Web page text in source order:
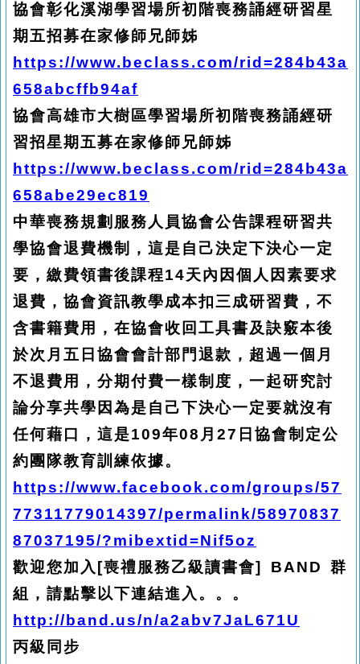
協會彰化溪湖學習場所初階喪務誦經研習星
期五招募在家修師兄師姊
https://www.beclass.com/rid=284b43a
658abcffb94af
協會高雄市大樹區學習場所初階喪務誦經研
習招星期五募在家修師兄師姊
https://www.beclass.com/rid=284b43a
658abe29ec819
中華喪務規劃服務人員協會公告課程研習共
學協會退費機制，這是自己決定下決心一定
要，繳費領書後課程14天內因個人因素要求
退費，協會資訊教學成本扣三成研習費，不
含書籍費用，在協會收回工具書及訣竅本後
於次月五日協會會計部門退款，超過一個月
不退費用，分期付費一樣制度，一起研究討
論分享共學因為是自己下決心一定要就沒有
任何藉口，這是109年08月27日協會制定公
約團隊教育訓練依據。
https://www.facebook.com/groups/57
77311779014397/permalink/58970837
87037195/?mibextid=Nif5oz
歡迎您加入[喪禮服務乙級讀書會] BAND 群
組，請點擊以下連結進入。。。
http://band.us/n/a2abv7JaL671U
丙級同步